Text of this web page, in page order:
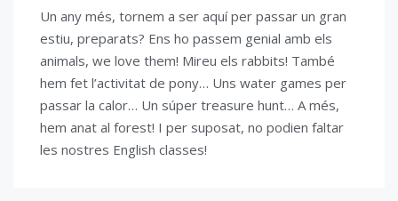
Un any més, tornem a ser aquí per passar un gran
estiu, preparats? Ens ho passem genial amb els
animals, we love them! Mireu els rabbits! També
hem fet l’activitat de pony… Uns water games per
passar la calor… Un súper treasure hunt… A més,
hem anat al forest! I per suposat, no podien faltar
les nostres English classes!